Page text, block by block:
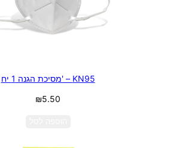
KN95 – 'מסיכת הגנה 1 יח
₪5.50